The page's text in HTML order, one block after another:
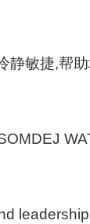
静敏捷,帮